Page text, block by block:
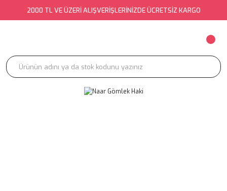
2000 TL VE ÜZERİ ALIŞVERİŞLERİNİZDE ÜCRETSİZ KARGO